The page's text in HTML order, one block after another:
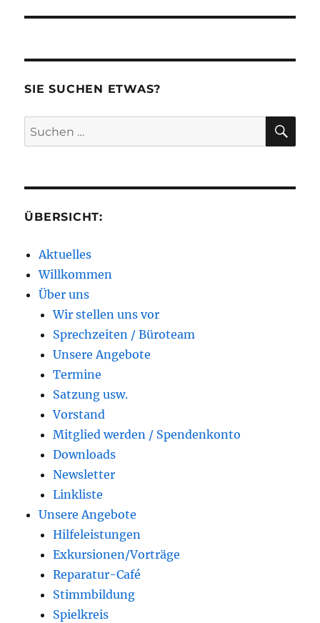
SIE SUCHEN ETWAS?
Suchen
nach:
ÜBERSICHT:
Aktuelles
Willkommen
Über uns
Wir stellen uns vor
Sprechzeiten / Büroteam
Unsere Angebote
Termine
Satzung usw.
Vorstand
Mitglied werden / Spendenkonto
Downloads
Newsletter
Linkliste
Unsere Angebote
Hilfeleistungen
Exkursionen/Vorträge
Reparatur-Café
Stimmbildung
Spielkreis